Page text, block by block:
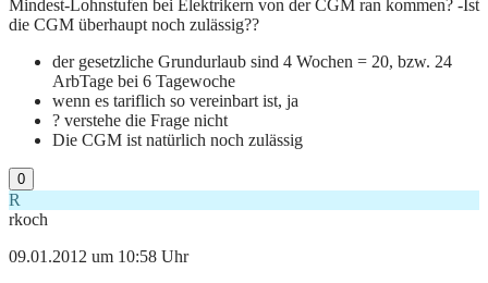
Mindest-Lohnstufen bei Elektrikern von der CGM ran kommen? -Ist
die CGM überhaupt noch zulässig??
der gesetzliche Grundurlaub sind 4 Wochen = 20, bzw. 24
ArbTage bei 6 Tagewoche
wenn es tariflich so vereinbart ist, ja
? verstehe die Frage nicht
Die CGM ist natürlich noch zulässig
0
R
rkoch
09.01.2012 um 10:58 Uhr